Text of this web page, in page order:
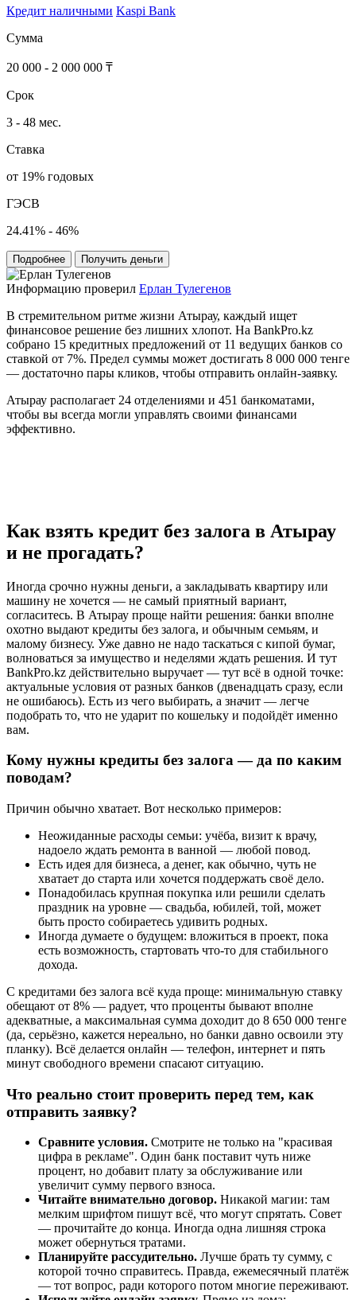
Кредит наличными Kaspi Bank
Сумма
20 000 - 2 000 000 ₸
Срок
3 - 48 мес.
Ставка
от 19% годовых
ГЭСВ
24.41% - 46%
Подробнее Получить деньги
Информацию проверил Ерлан Тулегенов
В стремительном ритме жизни Атырау, каждый ищет
финансовое решение без лишних хлопот. На BankPro.kz
собрано 15 кредитных предложений от 11 ведущих банков со
ставкой от 7%. Предел суммы может достигать 8 000 000 тенге
— достаточно пары кликов, чтобы отправить онлайн-заявку.
Атырау располагает 24 отделениями и 451 банкоматами,
чтобы вы всегда могли управлять своими финансами
эффективно.
Как взять кредит без залога в Атырау
и не прогадать?
Иногда срочно нужны деньги, а закладывать квартиру или
машину не хочется — не самый приятный вариант,
согласитесь. В Атырау проще найти решения: банки вполне
охотно выдают кредиты без залога, и обычным семьям, и
малому бизнесу. Уже давно не надо таскаться с кипой бумаг,
волноваться за имущество и неделями ждать решения. И тут
BankPro.kz действительно выручает — тут всё в одной точке:
актуальные условия от разных банков (двенадцать сразу, если
не ошибаюсь). Есть из чего выбирать, а значит — легче
подобрать то, что не ударит по кошельку и подойдёт именно
вам.
Кому нужны кредиты без залога — да по каким
поводам?
Причин обычно хватает. Вот несколько примеров:
Неожиданные расходы семьи: учёба, визит к врачу,
надоело ждать ремонта в ванной — любой повод.
Есть идея для бизнеса, а денег, как обычно, чуть не
хватает до старта или хочется поддержать своё дело.
Понадобилась крупная покупка или решили сделать
праздник на уровне — свадьба, юбилей, той, может
быть просто собираетесь удивить родных.
Иногда думаете о будущем: вложиться в проект, пока
есть возможность, стартовать что-то для стабильного
дохода.
С кредитами без залога всё куда проще: минимальную ставку
обещают от 8% — радует, что проценты бывают вполне
адекватные, а максимальная сумма доходит до 8 650 000 тенге
(да, серьёзно, кажется нереально, но банки давно освоили эту
планку). Всё делается онлайн — телефон, интернет и пять
минут свободного времени спасают ситуацию.
Что реально стоит проверить перед тем, как
отправить заявку?
Сравните условия. Смотрите не только на "красивая
цифра в рекламе". Один банк поставит чуть ниже
процент, но добавит плату за обслуживание или
увеличит сумму первого взноса.
Читайте внимательно договор. Никакой магии: там
мелким шрифтом пишут всё, что могут спрятать. Совет
— прочитайте до конца. Иногда одна лишняя строка
может обернуться тратами.
Планируйте рассудительно. Лучше брать ту сумму, с
которой точно справитесь. Правда, ежемесячный платёж
— тот вопрос, ради которого потом многие переживают.